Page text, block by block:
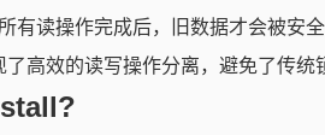
有读操作完成后，旧数据才会被安
高效的读写操作分离，避免了传统